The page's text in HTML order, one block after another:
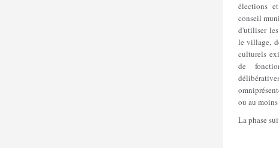
élections
conseil
d'utiliser
le village,
culturels
de
ou au
La phase